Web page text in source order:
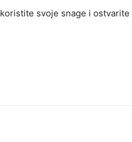
svoje snage i